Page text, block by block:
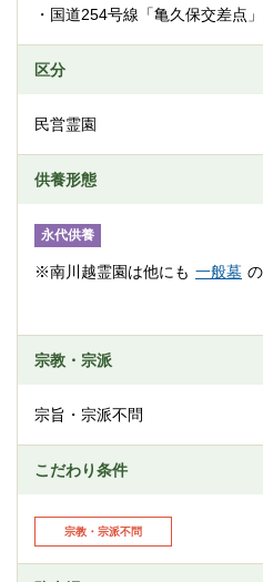
・国道254号線「亀久保交差点
区分
民営霊園
供養形態
永代供養
※南川越霊園は他にも 一般墓
宗教・宗派
宗旨・宗派不問
こだわり条件
宗教・宗派不問